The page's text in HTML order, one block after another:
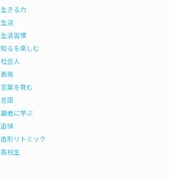
生きる力
生活
生活習慣
知るを楽しむ
社会人
表現
言葉を育む
言語
識者に学ぶ
追悼
造形リトミック
高校生